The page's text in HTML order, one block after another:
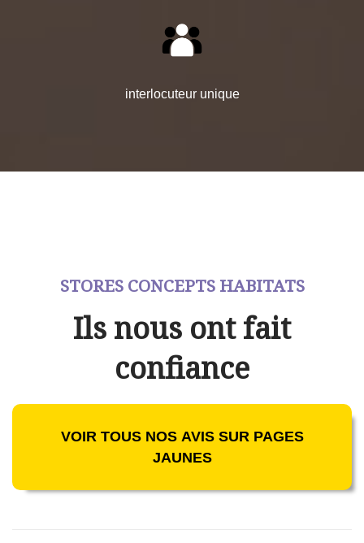
interlocuteur unique
STORES CONCEPTS HABITATS
Ils nous ont fait
confiance
VOIR TOUS NOS AVIS SUR PAGES
JAUNES